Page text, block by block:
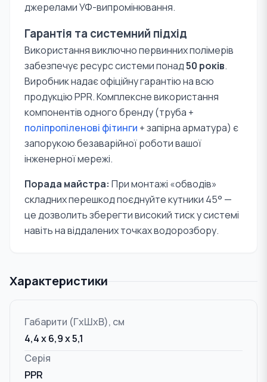
джерелами УФ-випромінювання.
Гарантія та системний підхід
Використання виключно первинних полімерів
забезпечує ресурс системи понад50 років.
Виробник надає офіційну гарантію на всю
продукцію PPR. Комплексне використання
компонентів одного бренду (труба +
поліпропіленові фітинги + запірна арматура) є
запорукою безаварійної роботи вашої
інженерної мережі.
Порада майстра: При монтажі «обводів»
складних перешкод поєднуйте кутники 45° —
це дозволить зберегти високий тиск у системі
навіть на віддалених точках водорозбору.
Характеристики
Габарити (ГxШxВ), см
4,4 x 6,9 x 5,1
Серія
PPR